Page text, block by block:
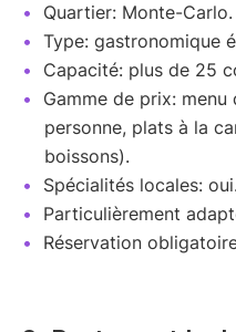
Quartier: Monte-Carlo.
Type: gastronomique
Capacité: plus de 25
Gamme de prix:
personne, plats à la
boissons).
Spécialités locales: oui.
Particulièrement
Réservation